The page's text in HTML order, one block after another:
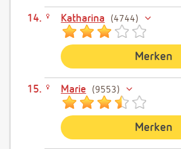
Katharina 4744
Merken
Marie 9553
Merken